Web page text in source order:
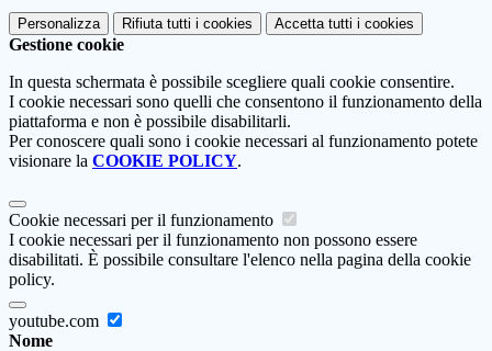
Personalizza Rifiuta tutti i cookies Accetta tutti i cookies
Gestione cookie
In questa schermata è possibile scegliere quali cookie consentire.
I cookie necessari sono quelli che consentono il funzionamento della
piattaforma e non è possibile disabilitarli.
Per conoscere quali sono i cookie necessari al funzionamento potete
visionare la COOKIE POLICY.
Cookie necessari per il funzionamento
I cookie necessari per il funzionamento non possono essere
disabilitati. È possibile consultare l'elenco nella pagina della cookie
policy.
youtube.com
Nome